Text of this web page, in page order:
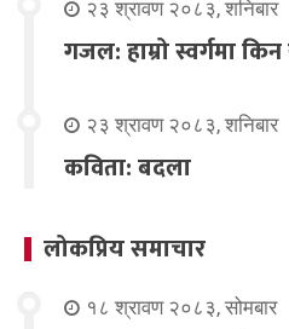
२३ श्रावण २०८३, शनिबार
गजल: हाम्रो स्वर्गमा
२३ श्रावण २०८३, शनिबार
कविता: बदला
लोकप्रिय समाचार
१८ श्रावण २०८३, सोमबार